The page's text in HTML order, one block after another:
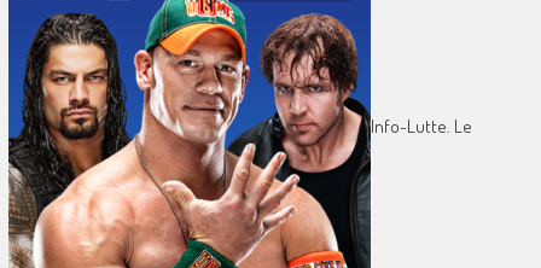
Info-Lutte. Le